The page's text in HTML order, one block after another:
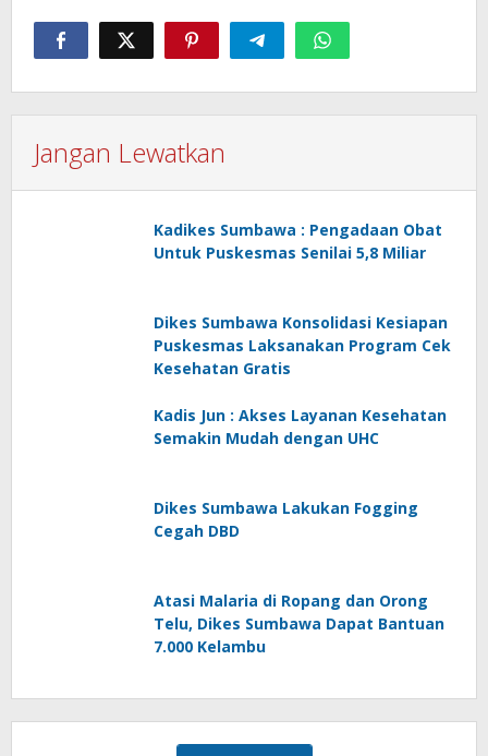
Jangan Lewatkan
Kadikes Sumbawa : Pengadaan Obat
Untuk Puskesmas Senilai 5,8 Miliar
Dikes Sumbawa Konsolidasi Kesiapan
Puskesmas Laksanakan Program Cek
Kesehatan Gratis
Kadis Jun : Akses Layanan Kesehatan
Semakin Mudah dengan UHC
Dikes Sumbawa Lakukan Fogging
Cegah DBD
Atasi Malaria di Ropang dan Orong
Telu, Dikes Sumbawa Dapat Bantuan
7.000 Kelambu